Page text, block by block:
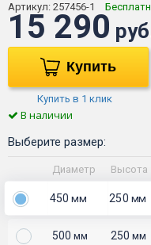
Артикул: 257456-1
15 290
Купить
Купить в 1 клик
В наличии
Выберите размер:
Диаметр Высота
450мм 250 мм
500 мм 250 мм